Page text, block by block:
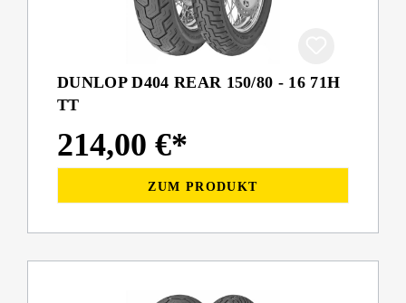
DUNLOP D404 REAR 150/80 - 16 71H
TT
214,00 €*
ZUM PRODUKT